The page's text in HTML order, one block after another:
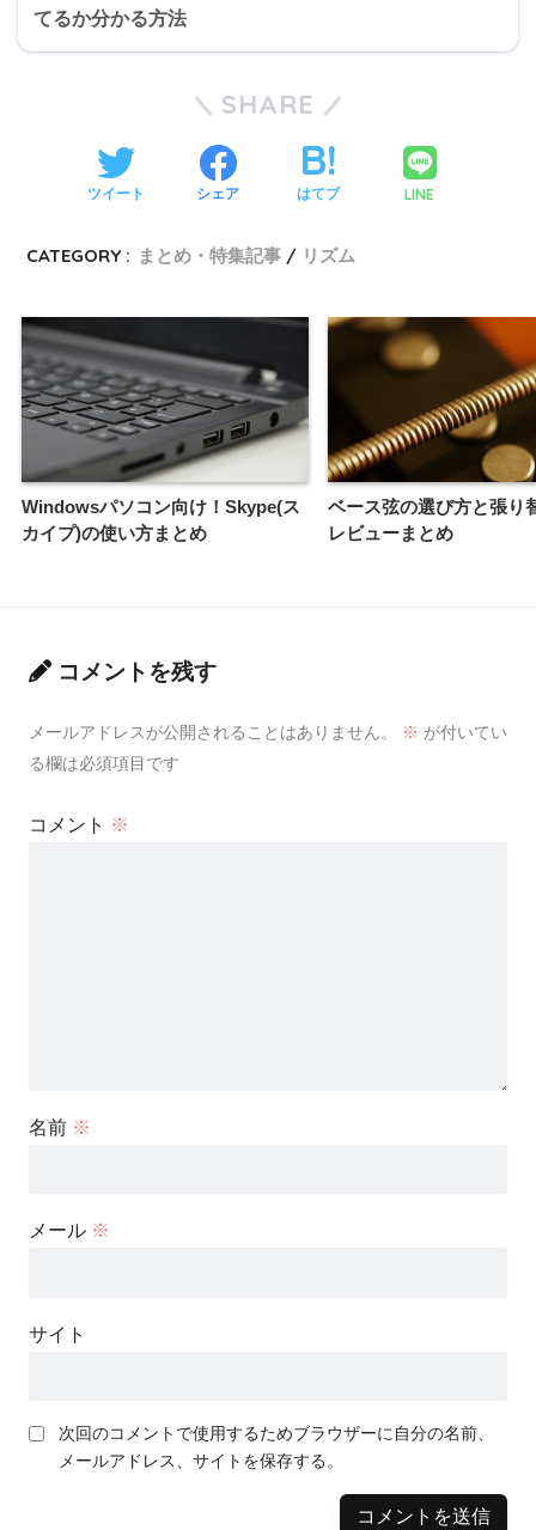
てるか分かる方法
SHARE
ツイート シェア はてブ LINE
CATEGORY : まとめ・特集記事 リズム
Windowsパソコン向け！Skype(ス
カイプ)の使い方まとめ
ベース弦の選び方と張り
レビューまとめ
コメントを残す
メールアドレスが公開されることはありません。 ※ が付いてい
る欄は必須項目です
コメント ※
名前 ※
メール ※
サイト
次回のコメントで使用するためブラウザーに自分の名前、
メールアドレス、サイトを保存する。